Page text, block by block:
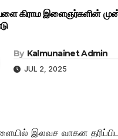
கிராம இளைஞர்களின்
By Kalmunainet Admin
JUL 2, 2025
இலவச வாகன